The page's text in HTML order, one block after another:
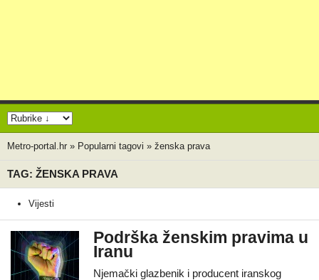
Metro-portal.hr » Popularni tagovi » ženska prava
TAG: ŽENSKA PRAVA
Vijesti
Podrška ženskim pravima u
Iranu
Njemački glazbenik i producent iranskog